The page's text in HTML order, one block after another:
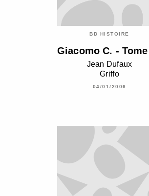
BD HISTOIRE
Giacomo C. -
Jean Dufaux
Griffo
04/01/2006